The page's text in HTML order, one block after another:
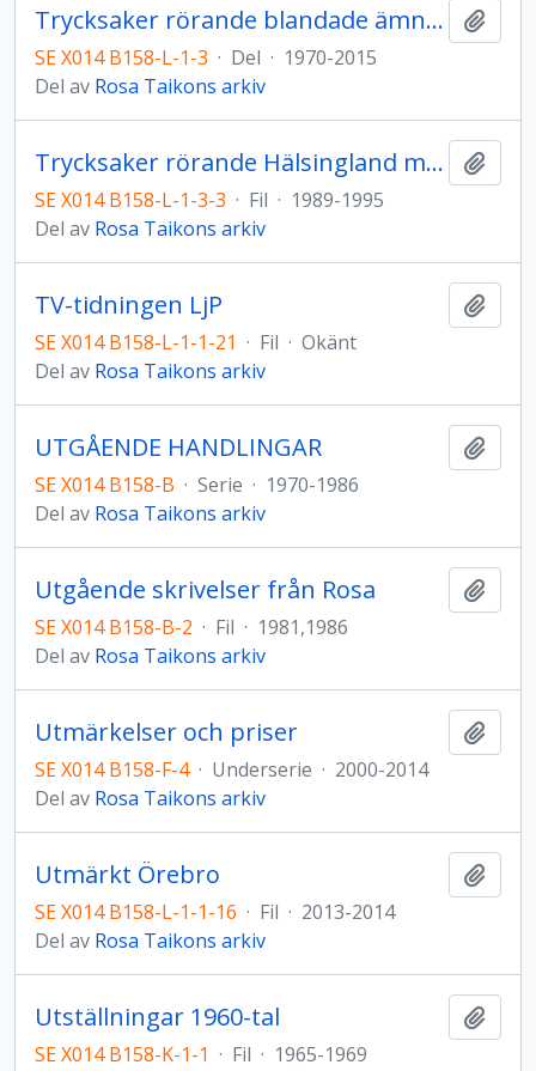
Trycksaker rörande blandade ämnen
SE X014 B158-L-1-3 · Del · 1970-2015
Del av Rosa Taikons arkiv
Trycksaker rörande Hälsingland m.m.
SE X014 B158-L-1-3-3 · Fil · 1989-1995
Del av Rosa Taikons arkiv
TV-tidningen LjP
SE X014 B158-L-1-1-21 · Fil · Okänt
Del av Rosa Taikons arkiv
UTGÅENDE HANDLINGAR
SE X014 B158-B · Serie · 1970-1986
Del av Rosa Taikons arkiv
Utgående skrivelser från Rosa
SE X014 B158-B-2 · Fil · 1981,1986
Del av Rosa Taikons arkiv
Utmärkelser och priser
SE X014 B158-F-4 · Underserie · 2000-2014
Del av Rosa Taikons arkiv
Utmärkt Örebro
SE X014 B158-L-1-1-16 · Fil · 2013-2014
Del av Rosa Taikons arkiv
Utställningar 1960-tal
SE X014 B158-K-1-1 · Fil · 1965-1969